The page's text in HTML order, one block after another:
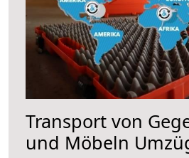
Transport von
und Möbeln